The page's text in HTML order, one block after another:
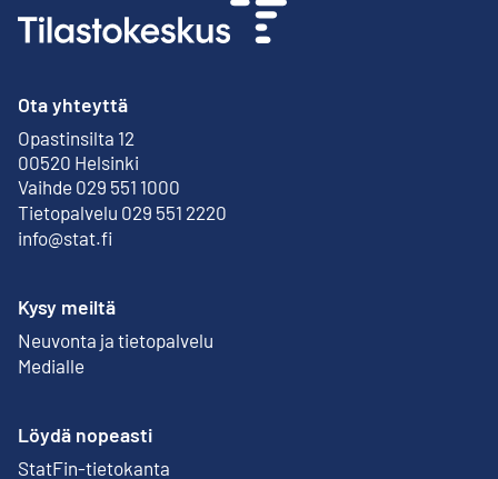
Ota yhteyttä
Opastinsilta 12
00520 Helsinki
Ulkoinen linkki
Vaihde 029 551 1000
Tietopalvelu 029 551 2220
info@stat.fi
Kysy meiltä
Neuvonta ja tietopalvelu
Medialle
Löydä nopeasti
StatFin-tietokanta